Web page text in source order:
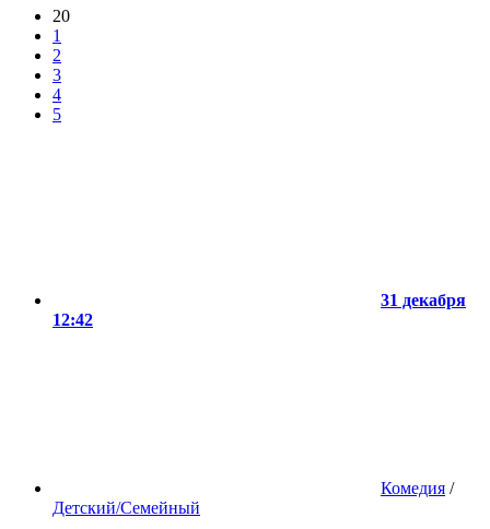
20
1
2
3
4
5
31 декабря
12:42
Комедия /
Детский/Семейный